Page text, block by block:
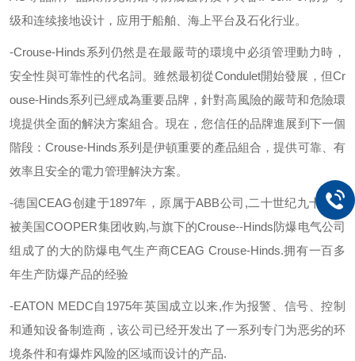
级和连续接地设计，应用于船舶、海上平台及石化行业。
-Crouse-Hinds系列仍然是在最嚴苛的環境中必須管理動力時，
安全性與可靠性的代名詞。雖然最初從Condulet開始發展，但Cr
ouse-Hinds系列已經成為重要品牌，針對高風險的嚴苛和危險環
境提供全面的解決方案組合。現在，您信任的品牌進展到下一個
階段：Crouse-Hinds系列是伊頓重要的產品組合，提供可靠、有
效率且安全的電力管理解決方案。
-德国CEAG创建于1897年，原属于ABB公司 ,二十世纪九十年代
被美国COOPER集团收购,与旗下的Crouse--Hinds防爆电气公司
组成了的大的防爆电气生产商CEAG Crouse-Hinds.拥有一百多
年生产防爆产品的经验
-EATON MEDC自 1975年英国成立以来,作为报警、信号、控制
和通知设备制造商，该公司已经开发出了一系列专门为恶劣的环
境条件和有爆炸风险的区域而设计的产品.